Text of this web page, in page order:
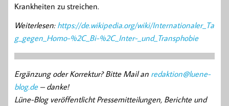
Krankheiten zu streichen.
Weiterlesen: https://de.wikipedia.org/wiki/Internationaler_Ta
g_gegen_Homo-%2C_Bi-%2C_Inter-_und_Transphobie
Ergänzung oder Korrektur? Bitte Mail an redaktion@luene-
blog.de– danke!
Lüne-Blog veröffentlicht Pressemitteilungen, Berichte und